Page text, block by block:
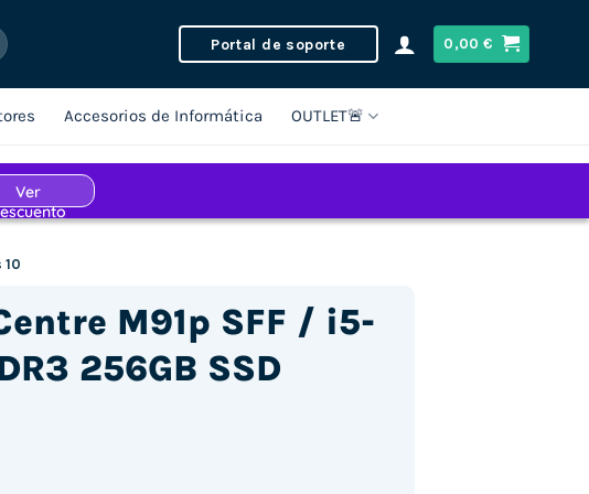
Portal de soporte 0,00€
Accesorios de Informática OUTLET🚨
10
M91p SFF / i5-
256GB SSD